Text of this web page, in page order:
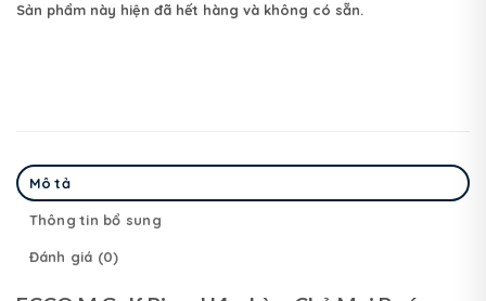
Sản phẩm này hiện đã hết hàng và không có sẵn.
Mô tả
Thông tin bổ sung
Đánh giá (0)